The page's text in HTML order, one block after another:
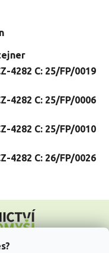
4282 C: 25/FP/0019
4282 C: 25/FP/0006
4282 C: 25/FP/0010
4282 C: 26/FP/0026